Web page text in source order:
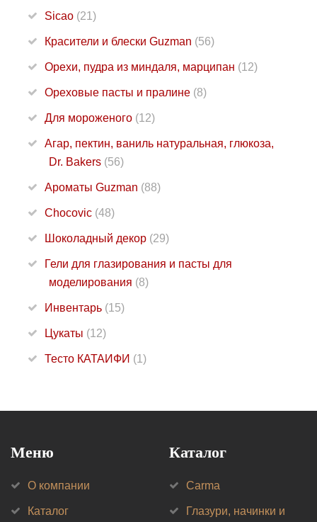
Sicao (21)
Красители и блески Guzman (56)
Орехи, пудра из миндаля, марципан (12)
Ореховые пасты и пралине (8)
Для мороженого (12)
Агар, пектин, ваниль натуральная, глюкоза,
Dr. Bakers (56)
Ароматы Guzman (88)
Chocovic (48)
Шоколадный декор (29)
Гели для глазирования и пасты для
моделирования (8)
Инвентарь (15)
Цукаты (12)
Тесто КАТАИФИ (1)
Меню
О компании
Каталог
Каталог
Carma
Глазури, начинки и